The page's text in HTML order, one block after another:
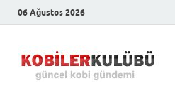
06 Ağustos 2026